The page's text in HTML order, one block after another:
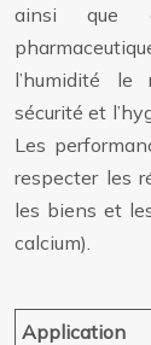
ainsi que
l’humidité le
sécurité et
Les
respecter les
les biens et
calcium).
Application